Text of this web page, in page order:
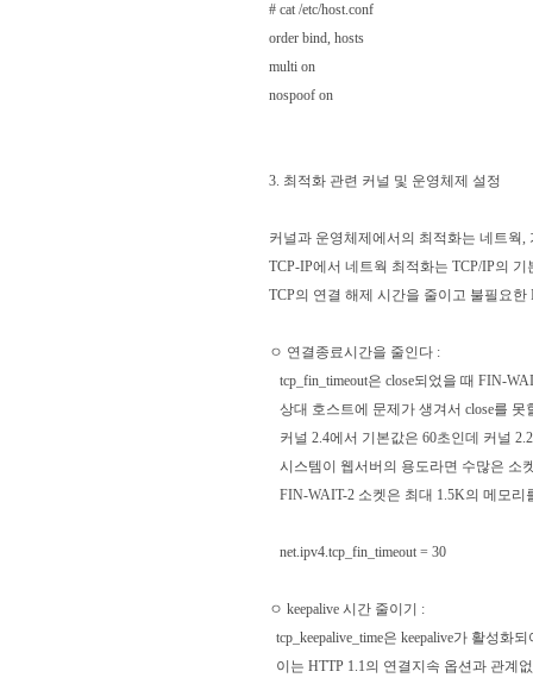
# cat /etc/host.conf
order bind, hosts
multi on
nospoof on
3. 최적화 관련 커널 및 운영체제 설정
커널과 운영체제에서의 최적화는 네트웍
TCP-IP에서 네트웍 최적화는 TCP/IP의
TCP의 연결 해제 시간을 줄이고 불필요
ㅇ 연결종료시간을 줄인다 :
tcp_fin_timeout은 close되었을 때 FIN-
상대 호스트에 문제가 생겨서 close를
커널 2.4에서 기본값은 60초인데 커널
시스템이 웹서버의 용도라면 수많은 소
FIN-WAIT-2 소켓은 최대 1.5K의 메모리
net.ipv4.tcp_fin_timeout = 30
ㅇ keepalive 시간 줄이기 :
tcp_keepalive_time은 keepalive가 활성화
이는 HTTP 1.1의 연결지속 옵션과 관계